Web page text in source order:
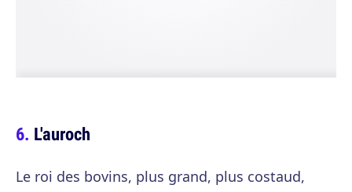
L'auroch
Le roi des bovins, plus grand, plus costaud,